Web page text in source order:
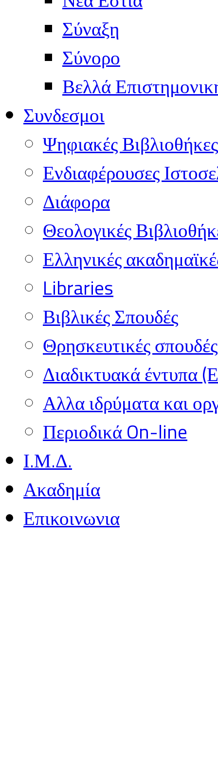
Σύναξη
Σύνορο
Βελλά
Συνδεσμοι
Ψηφιακές Βιβλιοθήκες
Ενδιαφέρουσες
Διάφορα
Θεολογικές
Ελληνικές
Libraries
Βιβλικές Σπουδές
Θρησκευτικές
Διαδικτυακά έντυπα
Αλλα ιδρύματα και
Περιοδικά On-line
Ι.Μ.Δ.
Ακαδημία
Επικοινωνια